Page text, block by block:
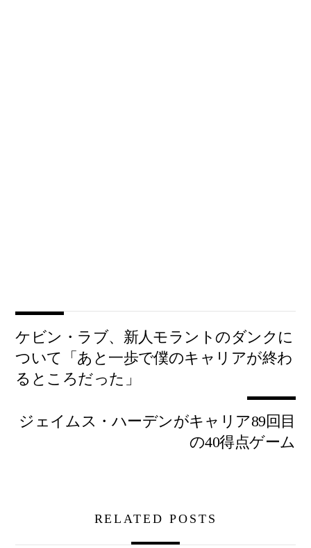
ケビン・ラブ、新人モラントのダンクに
ついて「あと一歩で僕のキャリアが終わ
るところだった」
ジェイムス・ハーデンがキャリア89回目
の40得点ゲーム
RELATED POSTS